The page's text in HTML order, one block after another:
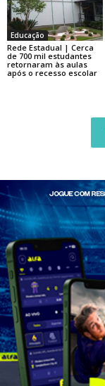
Educação
Rede Estadual | Cerca
de 700 mil estudantes
retornaram às aulas
após o recesso escolar